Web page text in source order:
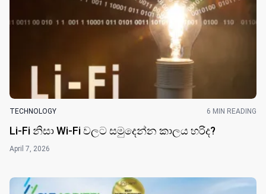
TECHNOLOGY 6 MIN READING
Li-Fi නිසා Wi-Fi වලට සමුදෙන්න කාලය හරිද?
April 7, 2026